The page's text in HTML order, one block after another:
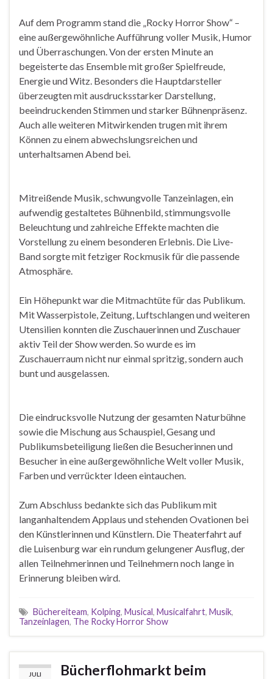
Auf dem Programm stand die „Rocky Horror Show“ –
eine außergewöhnliche Aufführung voller Musik, Humor
und Überraschungen. Von der ersten Minute an
begeisterte das Ensemble mit großer Spielfreude,
Energie und Witz. Besonders die Hauptdarsteller
überzeugten mit ausdrucksstarker Darstellung,
beeindruckenden Stimmen und starker Bühnenpräsenz.
Auch alle weiteren Mitwirkenden trugen mit ihrem
Können zu einem abwechslungsreichen und
unterhaltsamen Abend bei.
Mitreißende Musik, schwungvolle Tanzeinlagen, ein
aufwendig gestaltetes Bühnenbild, stimmungsvolle
Beleuchtung und zahlreiche Effekte machten die
Vorstellung zu einem besonderen Erlebnis. Die Live-
Band sorgte mit fetziger Rockmusik für die passende
Atmosphäre.
Ein Höhepunkt war die Mitmachtüte für das Publikum.
Mit Wasserpistole, Zeitung, Luftschlangen und weiteren
Utensilien konnten die Zuschauerinnen und Zuschauer
aktiv Teil der Show werden. So wurde es im
Zuschauerraum nicht nur einmal spritzig, sondern auch
bunt und ausgelassen.
Die eindrucksvolle Nutzung der gesamten Naturbühne
sowie die Mischung aus Schauspiel, Gesang und
Publikumsbeteiligung ließen die Besucherinnen und
Besucher in eine außergewöhnliche Welt voller Musik,
Farben und verrückter Ideen eintauchen.
Zum Abschluss bedankte sich das Publikum mit
langanhaltendem Applaus und stehenden Ovationen bei
den Künstlerinnen und Künstlern. Die Theaterfahrt auf
die Luisenburg war ein rundum gelungener Ausflug, der
allen Teilnehmerinnen und Teilnehmern noch lange in
Erinnerung bleiben wird.
Büchereiteam, Kolping, Musical , Musicalfahrt, Musik,
Tanzeinlagen, The Rocky Horror Show
JULI
Bücherflohmarkt beim